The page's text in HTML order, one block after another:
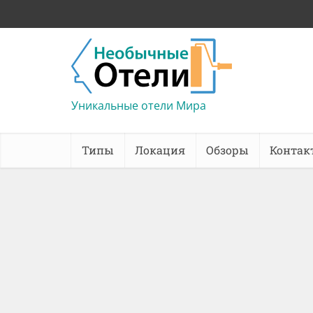
Уникальные отели Мира
Типы Локация Обзоры